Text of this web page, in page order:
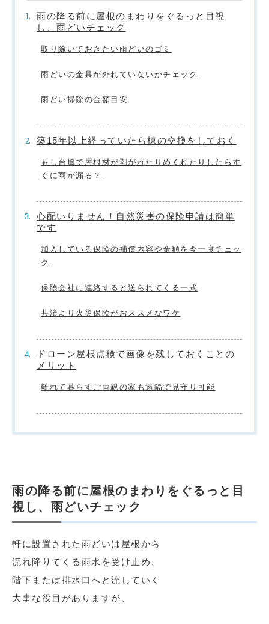
雨の降る前に屋根のまわりをぐるっと目視
し、雨どいチェック
取り除いておきたい雨どいのゴミ
雨どいの金具が外れていないかチェック
雨どい掃除の金額目安
築15年以上経っていたら棟の交換をしておく
もし台風で屋根材が剥がれたりめくれたりしたらす
ぐに雨が漏る？
心配いりません！自然災害の保険申請は簡単
です
加入している保険の補償内容や金額を今一度チェッ
ク
保険会社に連絡すると送られてくる一式
共済より火災保険がおススメなワケ
ドローン屋根点検で画像を残しておくことの
メリット
離れて暮らすご両親の家も遠隔で見守り可能
雨の降る前に屋根のまわりをぐるっと目
視し、雨どいチェック
軒に設置された雨どいは屋根から
流れ降りてくる雨水を受け止め、
階下または排水口へと流していく
大事な役目がありますが、